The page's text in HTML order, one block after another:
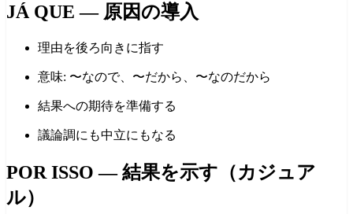
JÁ QUE — 原因の導入
理由を後ろ向きに指す
意味: 〜なので、〜だから、〜なのだから
結果への期待を準備する
議論調にも中立にもなる
POR ISSO — 結果を示す（カジュア
ル）